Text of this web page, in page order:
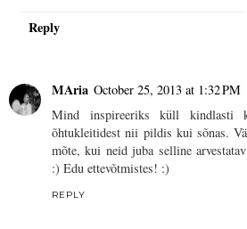
Reply
MAria October 25, 2013 at 1:32 PM
Mind inspireeriks küll kindlasti
õhtukleitidest nii pildis kui sõnas.
mõte, kui neid juba selline
:) Edu ettevõtmistes! :)
REPLY